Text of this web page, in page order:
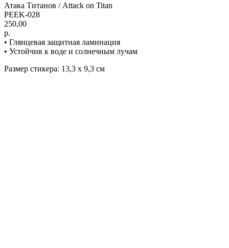
Атака Титанов / Attack on Titan
PEEK-028
250,00
р.
• Глянцевая защитная ламинация
• Устойчив к воде и солнечным лучам
Размер стикера: 13,3 х 9,3 см